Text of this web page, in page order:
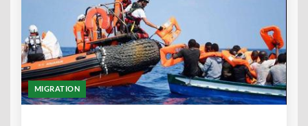
MIGRATION